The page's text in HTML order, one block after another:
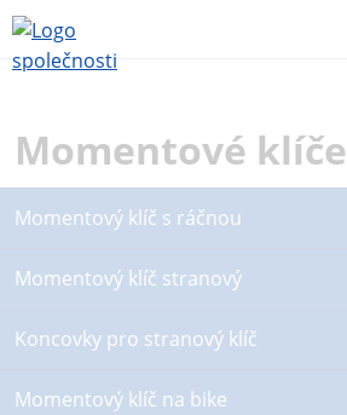
Momentové klíče
Momentový klíč s ráčnou
Momentový klíč stranový
Koncovky pro stranový klíč
Momentový klíč na bike